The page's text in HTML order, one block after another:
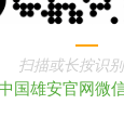
扫描或长按识
国雄安官网微